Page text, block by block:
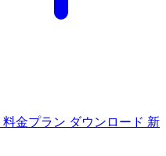
料金プラン ダウンロード 新